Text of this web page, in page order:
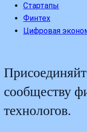
Стартапы
Финтех
Цифровая
сообществу
технологов.